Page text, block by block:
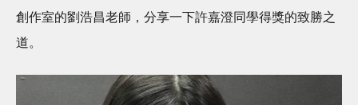
創作室的劉浩昌老師，分享一下許嘉澄同學得獎的致勝之
道。